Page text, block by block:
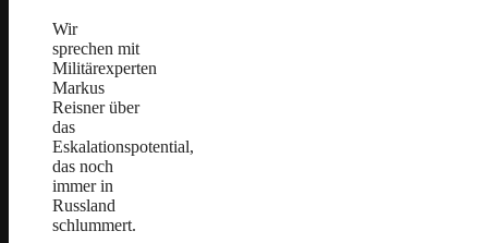
Wir
sprechen mit
Militärexperten
Markus
Reisner über
das
Eskalationspotential,
das noch
immer in
Russland
schlummert.